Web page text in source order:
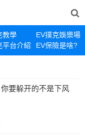
教學
EV撲克娛樂場
平台介紹 EV保險是啥?
你要躲开的不是下风